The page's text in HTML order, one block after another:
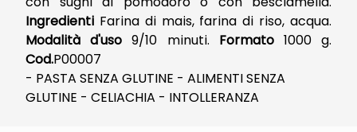
Ingredienti Farina di mais, farina di riso, acqua.
Modalità d'uso 9/10 minuti. Formato1000 g.
Cod.P00007
- PASTA SENZA GLUTINE - ALIMENTI SENZA
GLUTINE - CELIACHIA - INTOLLERANZA